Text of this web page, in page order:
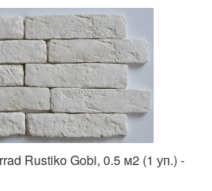
Rustiko Gobi, 0.5 м2 (1 уп.) -